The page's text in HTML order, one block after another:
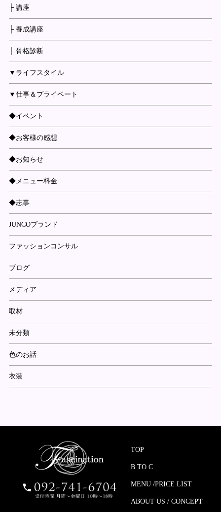
├ 講座
├ 養成講座
├ 骨格診断
▼ライフスタイル
▼仕事＆プライベート
◆イベント
◆お客様の感想
◆お知らせ
◆メニュー料金
◆志事
JUNCOブランド
ファッションコンサル
ブログ
メディア
取材
未分類
色のお話
衣装
TOP
B TO C
MENU /PRICE LIST
ABOUT US / CONCEPT